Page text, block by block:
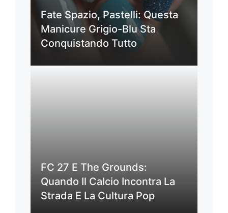
Fate Spazio, Pastelli: Questa
Manicure Grigio-Blu Sta
Conquistando Tutto
FC 27 E The Grounds:
Quando Il Calcio Incontra La
Strada E La Cultura Pop